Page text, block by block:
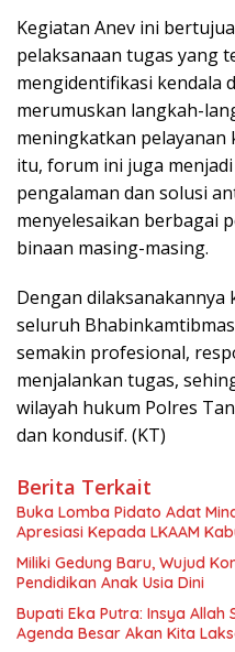
Kegiatan Anev ini
pelaksanaan tugas yang
mengidentifikasi kendala
merumuskan langkah-
meningkatkan pelayanan
itu, forum ini juga
pengalaman dan solusi
menyelesaikan berbagai
binaan masing-masing.
Dengan dilaksanakannya
seluruh
semakin profesional,
menjalankan tugas,
wilayah hukum Polres
dan kondusif. (KT)
Berita Terkait
Buka Lomba Pidato Adat
Apresiasi Kepada LKAAM
Miliki Gedung Baru, Wujud
Pendidikan Anak Usia Dini
Bupati Eka Putra: Insya Allah
Agenda Besar Akan Kita